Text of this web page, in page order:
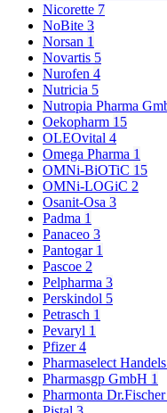
Nicorette 7
NoBite 3
Norsan 1
Novartis 5
Nurofen 4
Nutricia 5
Nutropia Pharma
Oekopharm 15
OLEOvital 4
Omega Pharma 1
OMNi-BiOTiC 15
OMNi-LOGiC 2
Osanit-Osa 3
Padma 1
Panaceo 3
Pantogar 1
Pascoe 2
Pelpharma 3
Perskindol 5
Petrasch 1
Pevaryl 1
Pfizer4
Pharmaselect
Pharmasgp GmbH 1
Pharmonta Dr.Fischer